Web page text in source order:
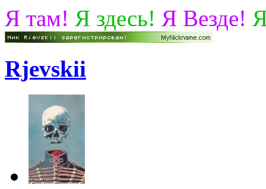
Я там! Я здесь! Я Везде!
Rjevskii